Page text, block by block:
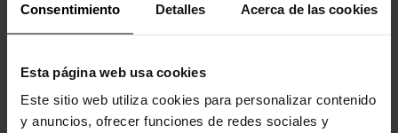
Consentimiento Detalles Acerca de las cookies
Esta página web usa cookies
Este sitio web utiliza cookies para personalizar contenido
y anuncios, ofrecer funciones de redes sociales y
Superior
100% Croslite™